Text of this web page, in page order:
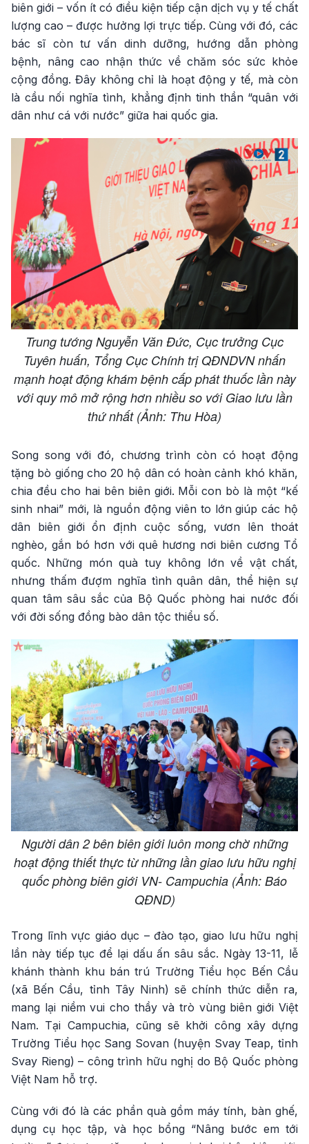
biên giới – vốn ít có điều kiện tiếp cận dịch vụ y tế chất
lượng cao – được hưởng lợi trực tiếp. Cùng với đó, các
bác sĩ còn tư vấn dinh dưỡng, hướng dẫn phòng
bệnh, nâng cao nhận thức về chăm sóc sức khỏe
cộng đồng. Đây không chỉ là hoạt động y tế, mà còn
là cầu nối nghĩa tình, khẳng định tinh thần “quân với
dân như cá với nước” giữa hai quốc gia.
Trung tướng Nguyễn Văn Đức, Cục trưởng Cục
Tuyên huấn, Tổng Cục Chính trị QĐNDVN nhấn
mạnh hoạt động khám bệnh cấp phát thuốc lần này
với quy mô mở rộng hơn nhiều so với Giao lưu lần
thứ nhất (Ảnh: Thu Hòa)
Song song với đó, chương trình còn có hoạt động
tặng bò giống cho 20 hộ dân có hoàn cảnh khó khăn,
chia đều cho hai bên biên giới. Mỗi con bò là một “kế
sinh nhai” mới, là nguồn động viên to lớn giúp các hộ
dân biên giới ổn định cuộc sống, vươn lên thoát
nghèo, gắn bó hơn với quê hương nơi biên cương Tổ
quốc. Những món quà tuy không lớn về vật chất,
nhưng thấm đượm nghĩa tình quân dân, thể hiện sự
quan tâm sâu sắc của Bộ Quốc phòng hai nước đối
với đời sống đồng bào dân tộc thiểu số.
Người dân 2 bên biên giới luôn mong chờ những
hoạt động thiết thực từ những lần giao lưu hữu nghị
quốc phòng biên giới VN- Campuchia (Ảnh: Báo
QĐND)
Trong lĩnh vực giáo dục – đào tạo, giao lưu hữu nghị
lần này tiếp tục để lại dấu ấn sâu sắc. Ngày 13-11, lễ
khánh thành khu bán trú Trường Tiểu học Bến Cầu
(xã Bến Cầu, tỉnh Tây Ninh) sẽ chính thức diễn ra,
mang lại niềm vui cho thầy và trò vùng biên giới Việt
Nam. Tại Campuchia, cũng sẽ khởi công xây dựng
Trường Tiểu học Sang Sovan (huyện Svay Teap, tỉnh
Svay Rieng) – công trình hữu nghị do Bộ Quốc phòng
Việt Nam hỗ trợ.
Cùng với đó là các phần quà gồm máy tính, bàn ghế,
dụng cụ học tập, và học bổng “Nâng bước em tới